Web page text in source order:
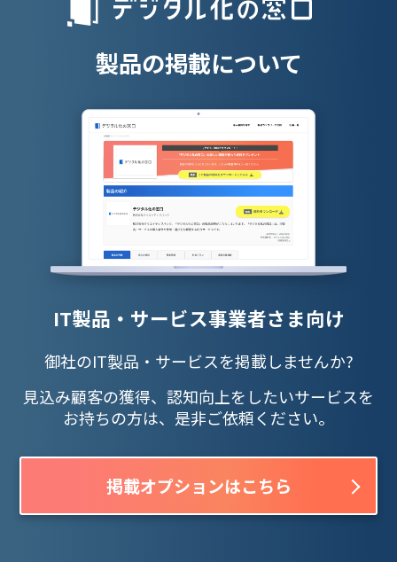
授業支援シス
製品の掲載について
IT製品・サービス事業者さま向け
御社のIT製品・サービスを掲載しませんか?
見込み顧客の獲得、認知向上をしたいサービスを
お持ちの方は、是非ご依頼ください。
掲載オプションはこちら